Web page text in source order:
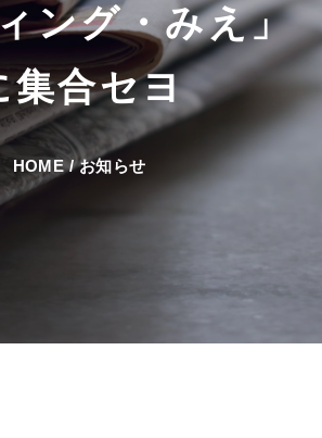
ング・みえ」
集合セヨ
HOME/お知らせ